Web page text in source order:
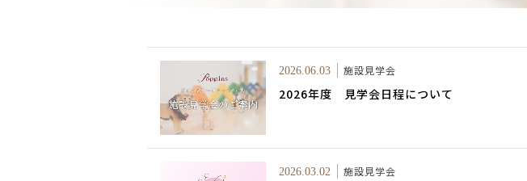
2026.06.03 施設見学会
2026年度 見学会日程について
2026.03.02 施設見学会